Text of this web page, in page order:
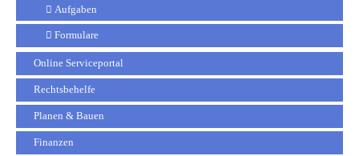
Aufgaben
Formulare
Online Serviceportal
Rechtsbehelfe
Planen & Bauen
Finanzen